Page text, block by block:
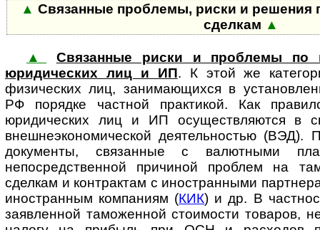
▲ Связанные проблемы, риски и решения
сделкам ▲
▲
Связанные риски и проблемы по
юридических лиц и ИП. К этой же
физических лиц, занимающихся в
РФ порядке частной практикой. Как
юридических лиц и ИП осуществляются в
внешнеэкономической деятельностью (ВЭД).
документы, связанные с валютными
непосредственной причиной проблем на
сделкам и контрактам с иностранными
иностранным компаниям (КИК) и др. В
заявленной таможенной стоимости товаров,